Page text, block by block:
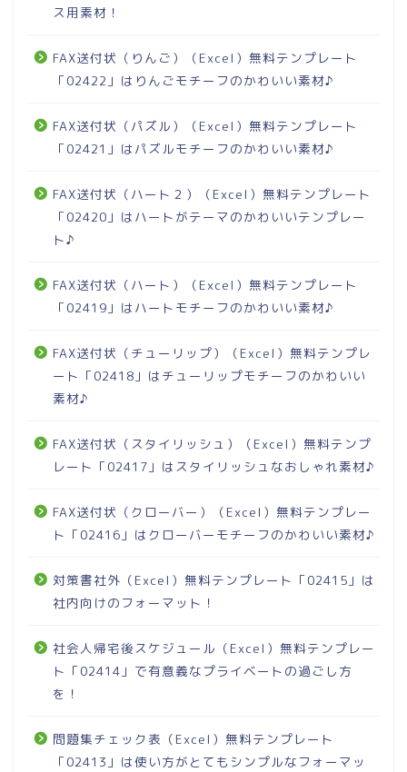
ス用素材！
FAX送付状（りんご）（Excel）無料テンプレート
「02422」はりんごモチーフのかわいい素材♪
FAX送付状（パズル）（Excel）無料テンプレート
「02421」はパズルモチーフのかわいい素材♪
FAX送付状（ハート２）（Excel）無料テンプレート
「02420」はハートがテーマのかわいいテンプレー
ト♪
FAX送付状（ハート）（Excel）無料テンプレート
「02419」はハートモチーフのかわいい素材♪
FAX送付状（チューリップ）（Excel）無料テンプレ
ート「02418」はチューリップモチーフのかわいい
素材♪
FAX送付状（スタイリッシュ）（Excel）無料テンプ
レート「02417」はスタイリッシュなおしゃれ素材♪
FAX送付状（クローバー）（Excel）無料テンプレー
ト「02416」はクローバーモチーフのかわいい素材♪
対策書社外（Excel）無料テンプレート「02415」は
社内向けのフォーマット！
社会人帰宅後スケジュール（Excel）無料テンプレー
ト「02414」で有意義なプライベートの過ごし方
を！
問題集チェック表（Excel）無料テンプレート
「02413」は使い方がとてもシンプルなフォーマッ